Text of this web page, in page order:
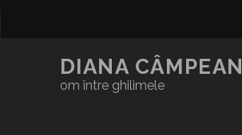
DIANA CÂMPEAN
om între ghilimele